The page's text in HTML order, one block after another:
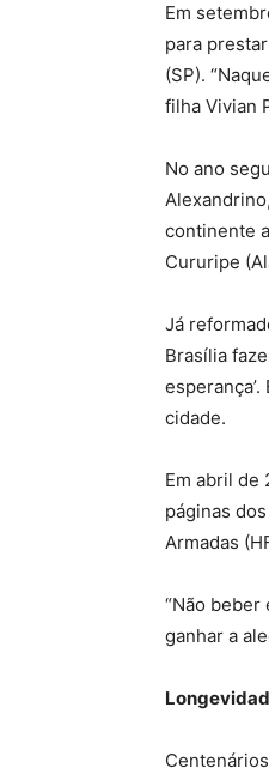
Em
para
(SP).
filha Vivian
No ano
continente
Cururipe
Já
Brasília
cidade.
Em abril de
páginas
Armadas
“Não
ganhar a